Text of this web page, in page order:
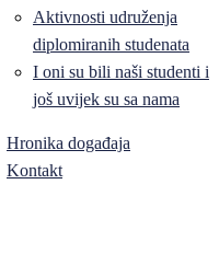
Aktivnosti udruženja
diplomiranih studenata
I oni su bili naši studenti i
još uvijek su sa nama
Hronika događaja
Kontakt